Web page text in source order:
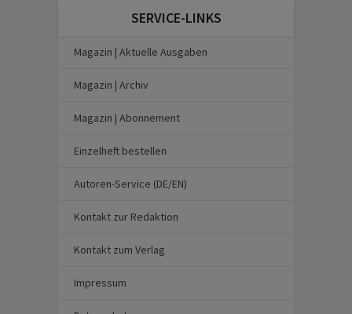
SERVICE-LINKS
Magazin | Aktuelle Ausgaben
Magazin | Archiv
Magazin | Abonnement
Einzelheft bestellen
Autoren-Service (DE/EN)
Kontakt zur Redaktion
Kontakt zum Verlag
Impressum